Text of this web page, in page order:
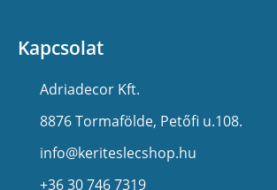
Kapcsolat
Adriadecor Kft.
8876 Tormafölde, Petőfi u.108.
info@keriteslecshop.hu
+36 30 746 7319